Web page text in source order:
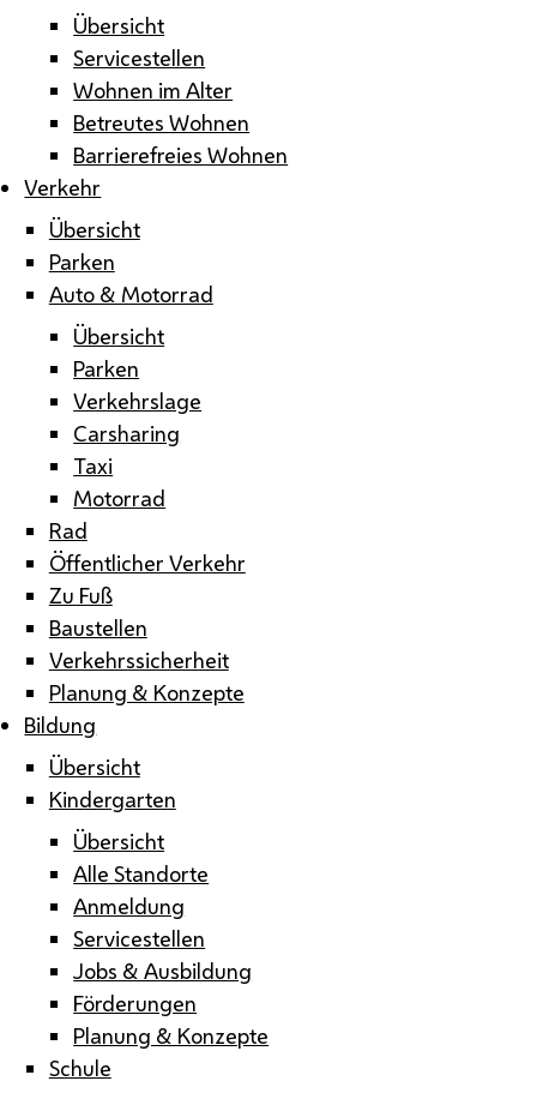
Übersicht
Servicestellen
Wohnen im Alter
Betreutes Wohnen
Barrierefreies Wohnen
Verkehr
Übersicht
Parken
Auto & Motorrad
Übersicht
Parken
Verkehrslage
Carsharing
Taxi
Motorrad
Rad
Öffentlicher Verkehr
Zu Fuß
Baustellen
Verkehrssicherheit
Planung & Konzepte
Bildung
Übersicht
Kindergarten
Übersicht
Alle Standorte
Anmeldung
Servicestellen
Jobs & Ausbildung
Förderungen
Planung & Konzepte
Schule